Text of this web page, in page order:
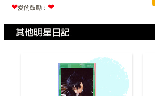
❤愛的鼓勵： ❤